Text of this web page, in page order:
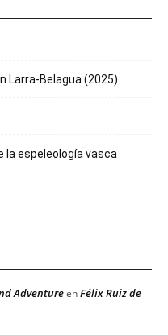
Larra-Belagua (2025)
la espeleología vasca
AdventureenFélix Ruiz de